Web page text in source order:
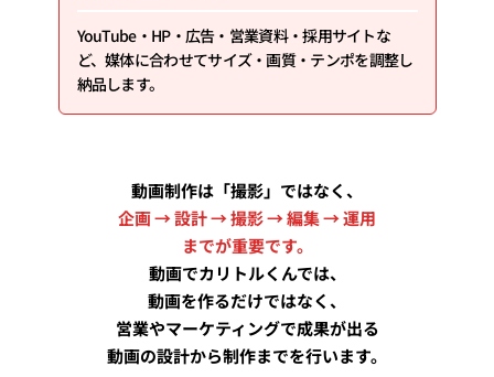
YouTube・HP・広告・営業資料・採用サイトな
ど、媒体に合わせてサイズ・画質・テンポを調整し
納品します。
動画制作は「撮影」ではなく、
企画 → 設計 → 撮影 → 編集 → 運用
までが重要です。
動画でカリトルくんでは、
動画を作るだけではなく、
営業やマーケティングで成果が出る
動画の設計から制作までを行います。